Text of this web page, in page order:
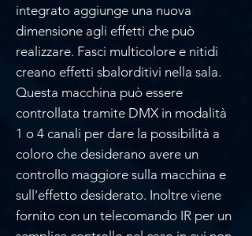
integrato aggiunge una nuova
dimensione agli effetti che può
realizzare. Fasci multicolore e nitidi
creano effetti sbalorditivi nella sala.
Questa macchina può essere
controllata tramite DMX in modalità
1 o 4 canali per dare la possibilità a
coloro che desiderano avere un
controllo maggiore sulla macchina e
sull'effetto desiderato. Inoltre viene
fornito con un telecomando IR per un